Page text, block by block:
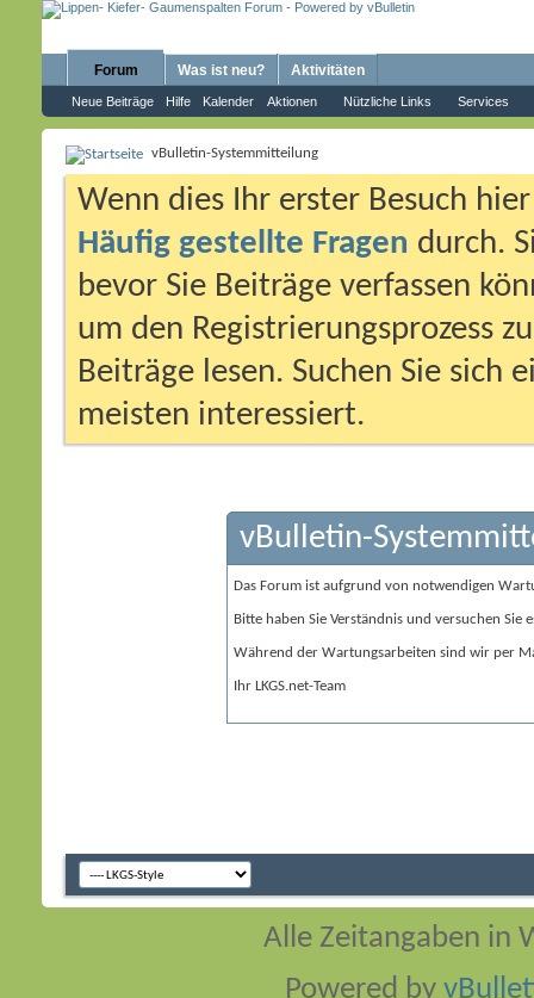
Forum
Neue Beiträge Hilfe Kalender Aktionen Nützliche Links Services
Was ist neu? Aktivitäten
vBulletin-Systemmitteilung
Wenn dies Ihr erster Besuch
Häufig gestellte Fragen durch.
bevor Sie Beiträge verfassen
um den Registrierungsprozess
Beiträge lesen. Suchen Sie sich
meisten interessiert.
vBulletin-
Das Forum ist aufgrund von notwendigen
Bitte haben Sie Verständnis und versuchen Sie
Während der Wartungsarbeiten sind wir per
Ihr LKGS.net-Team
Alle Zeitangaben in
Powered by